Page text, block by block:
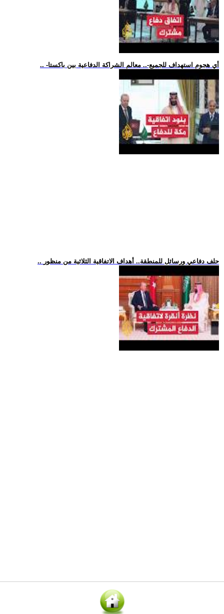
.. -أي هجوم استهداف للجميع-.. معالم الشراكة الدفاعية بين باكستا
.. حلف دفاعي ورسائل للمنطقة.. أهداف الاتفاقية الثلاثية من منظور